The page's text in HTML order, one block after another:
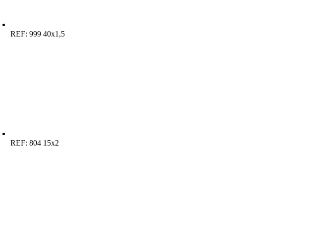
REF:999 40x1,5
REF:804 15x2